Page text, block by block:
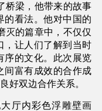
桥梁，他带来的故事
的看法。他对中国的
灭的篇章中，不仅仅
，让人们了解到当时
序的文化。此次展览
间富有成效的合作成
好双边合作关系。
厅内彩色浮雕壁画